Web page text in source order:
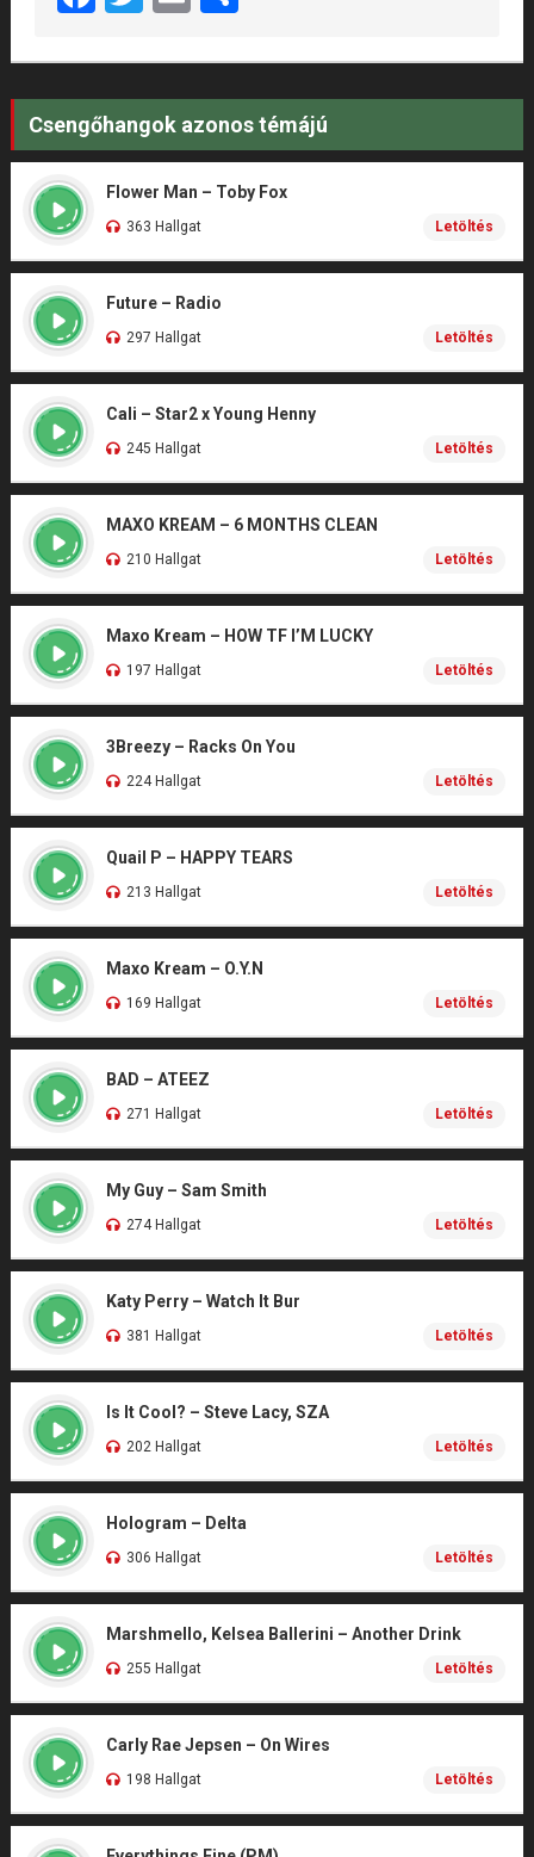
Csengőhangok azonos témájú
Flower Man – Toby Fox
363 Hallgat Letöltés
Future – Radio
297 Hallgat Letöltés
Cali – Star2 x Young Henny
245 Hallgat Letöltés
MAXO KREAM – 6 MONTHS CLEAN
210 Hallgat Letöltés
Maxo Kream – HOW TF I’M LUCKY
197 Hallgat Letöltés
3Breezy – Racks On You
224 Hallgat Letöltés
Quail P – HAPPY TEARS
213 Hallgat Letöltés
Maxo Kream – O.Y.N
169 Hallgat Letöltés
BAD – ATEEZ
271 Hallgat Letöltés
My Guy – Sam Smith
274 Hallgat Letöltés
Katy Perry – Watch It Bur
381 Hallgat Letöltés
Is It Cool? – Steve Lacy, SZA
202 Hallgat Letöltés
Hologram – Delta
306 Hallgat Letöltés
Marshmello, Kelsea Ballerini – Another Drink
255 Hallgat Letöltés
Carly Rae Jepsen – On Wires
198 Hallgat Letöltés